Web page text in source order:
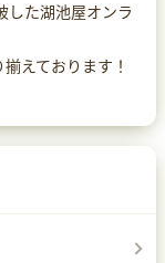
した湖池屋オンラ
えております！